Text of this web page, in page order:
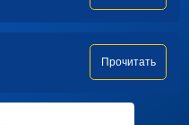
Прочитать